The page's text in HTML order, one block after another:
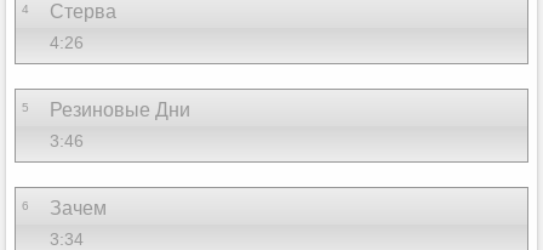
4 Стерва
4:26
5 Резиновые Дни
3:46
6 Зачем
3:34